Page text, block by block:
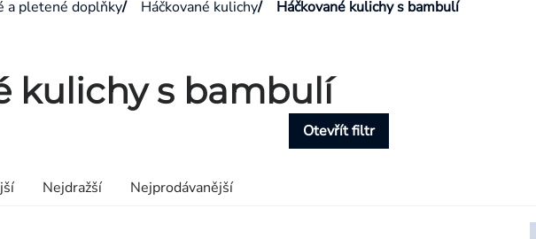
a pletené doplňky/ Háčkované kulichy/ Háčkované kulichy s bambulí
kulichy s bambulí
Nejdražší Nejprodávanější
Otevřít filtr